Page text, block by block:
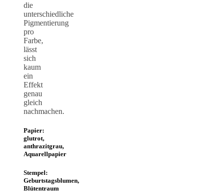
die
unterschiedliche
Pigmentierung
pro
Farbe,
lässt
sich
kaum
ein
Effekt
genau
gleich
nachmachen.
Papier:
glutrot,
anthrazitgrau,
Aquarellpapier
Stempel:
Geburtstagsblumen,
Blütentraum